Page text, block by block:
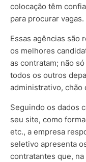
colocação têm
para procurar vagas.
Essas agências são
os melhores
as contratam; não
todos os outros
administrativo, chão
Seguindo os dados
seu site, como
etc., a empresa
seletivo apresenta
contratantes que,